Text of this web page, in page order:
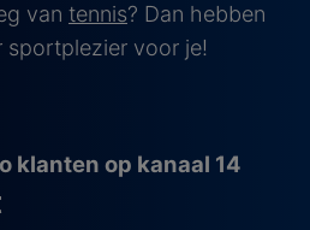
van tennis? Dan hebben
sportplezier voor je!
klanten op kanaal 14